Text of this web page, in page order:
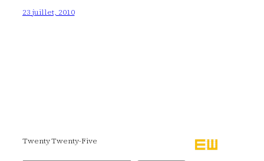
23 juillet, 2010
Twenty Twenty-Five